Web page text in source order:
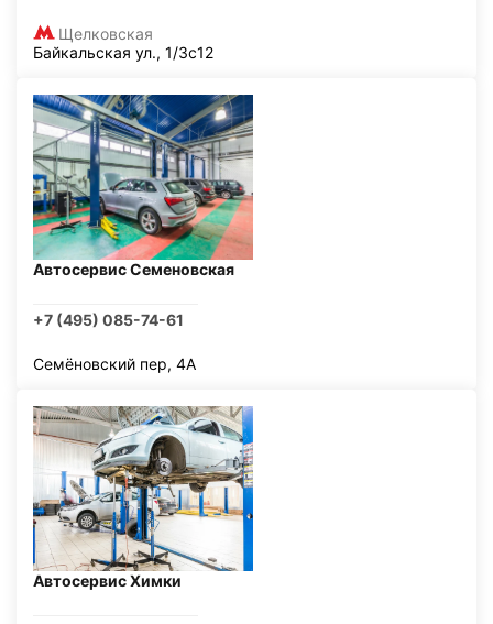
Щелковская
Байкальская ул., 1/3с12
Автосервис Семеновская
+7 (495) 085-74-61
Семёновский пер, 4А
Автосервис Химки